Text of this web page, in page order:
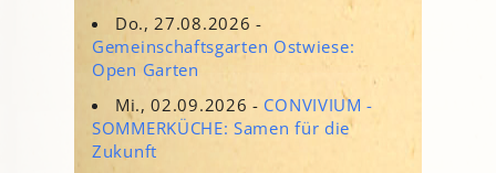
Do., 27.08.2026 -
Gemeinschaftsgarten Ostwiese:
Open Garten
Mi., 02.09.2026 - CONVIVIUM -
SOMMERKÜCHE: Samen für die
Zukunft